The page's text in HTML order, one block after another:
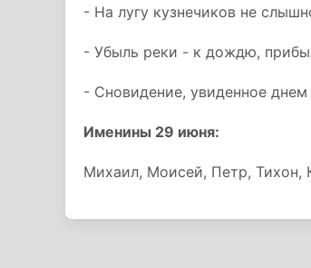
- На лугу кузнечиков не
- Убыль реки - к дождю,
- Сновидение, увиденное
Именины 29 июня:
Михаил, Моисей, Петр, Тихон,